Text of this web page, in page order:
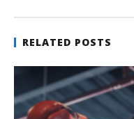
RELATED POSTS